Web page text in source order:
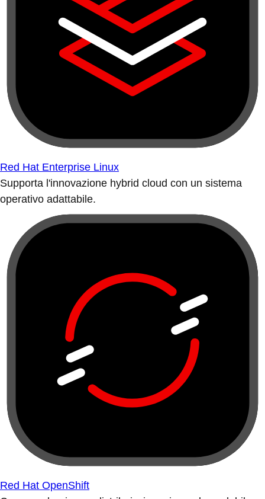
Red Hat Enterprise Linux
Supporta l'innovazione hybrid cloud con un sistema
operativo adattabile.
Red Hat OpenShift